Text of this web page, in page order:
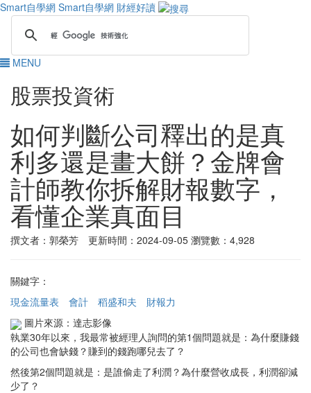
Smart自學網 Smart自學網 財經好讀
MENU
股票投資術
如何判斷公司釋出的是真
利多還是畫大餅？金牌會
計師教你拆解財報數字，
看懂企業真面目
撰文者：郭榮芳 更新時間：2024-09-05 瀏覽數：4,928
關鍵字：
現金流量表
會計 稻盛和夫
財報力
圖片來源：達志影像
執業30年以來，我最常被經理人詢問的第1個問題就是：為什麼賺錢
的公司也會缺錢？賺到的錢跑哪兒去了？
然後第2個問題就是：是誰偷走了利潤？為什麼營收成長，利潤卻減
少了？